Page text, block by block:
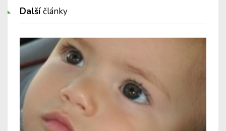
Dalšíčlánky